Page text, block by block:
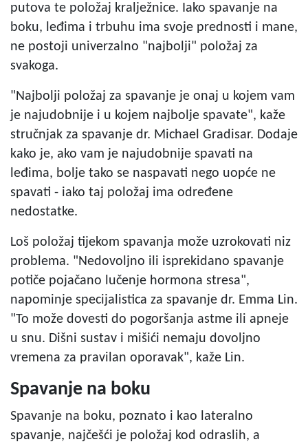
putova te položaj kralježnice. Iako spavanje na
boku, leđima i trbuhu ima svoje prednosti i mane,
ne postoji univerzalno "najbolji" položaj za
svakoga.
"Najbolji položaj za spavanje je onaj u kojem vam
je najudobnije i u kojem najbolje spavate", kaže
stručnjak za spavanje dr. Michael Gradisar. Dodaje
kako je, ako vam je najudobnije spavati na
leđima, bolje tako se naspavati nego uopće ne
spavati - iako taj položaj ima određene
nedostatke.
Loš položaj tijekom spavanja može uzrokovati niz
problema. "Nedovoljno ili isprekidano spavanje
potiče pojačano lučenje hormona stresa",
napominje specijalistica za spavanje dr. Emma Lin.
"To može dovesti do pogoršanja astme ili apneje
u snu. Dišni sustav i mišići nemaju dovoljno
vremena za pravilan oporavak", kaže Lin.
Spavanje na boku
Spavanje na boku, poznato i kao lateralno
spavanje, najčešći je položaj kod odraslih, a